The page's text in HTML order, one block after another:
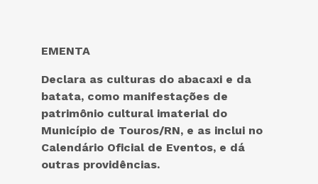
EMENTA
Declara as culturas do abacaxi e da
batata, como manifestações de
patrimônio cultural imaterial do
Município de Touros/RN, e as inclui no
Calendário Oficial de Eventos, e dá
outras providências.